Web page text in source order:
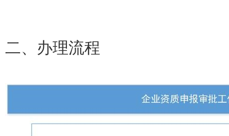
二、 办理流程